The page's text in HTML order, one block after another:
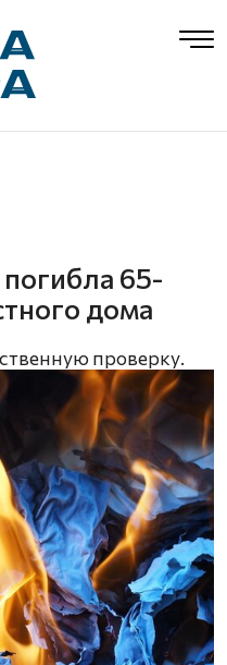
65-
дома
проверку.